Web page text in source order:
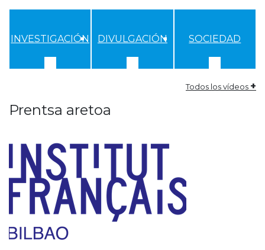
INVESTIGACIÓN DIVULGACIÓN SOCIEDAD
Todos los vídeos +
Prentsa aretoa